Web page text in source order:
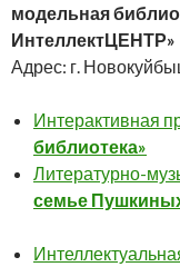
модельная
ИнтеллектЦЕНТР»
Адрес: г.
Интерактивная
библиотека»
Литературно-
семье